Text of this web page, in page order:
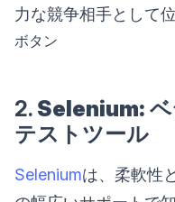
力な競争相手として
ボタン
2. Selenium:
テストツール
Seleniumは、柔軟性